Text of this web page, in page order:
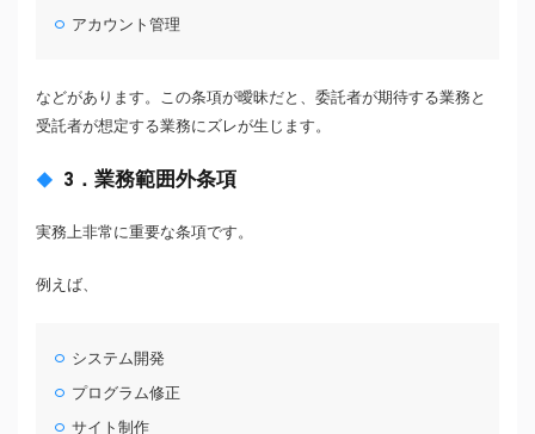
アカウント管理
などがあります。この条項が曖昧だと、委託者が期待する業務と
受託者が想定する業務にズレが生じます。
3．業務範囲外条項
実務上非常に重要な条項です。
例えば、
システム開発
プログラム修正
サイト制作